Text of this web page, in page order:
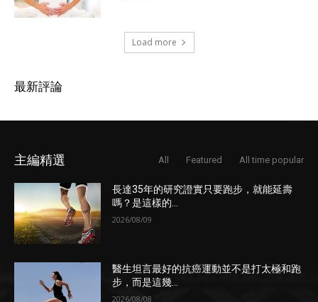
Load more
最新評論
主編精選 All Featured All time popular
長達35年的研究證實只要跑步，就能延壽
嗎？是這樣的...
2026/08/09
醫生坦言最好的抗癌運動並不是打太極和跑
步，而是這幾...
2026/08/08